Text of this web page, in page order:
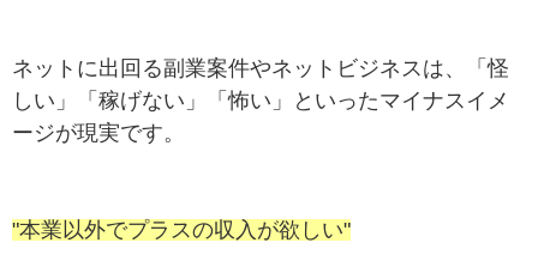
ネットに出回る副業案件やネットビジネスは、「怪
しい」「稼げない」「怖い」といったマイナスイメ
ージが現実です。
"本業以外でプラスの収入が欲しい"